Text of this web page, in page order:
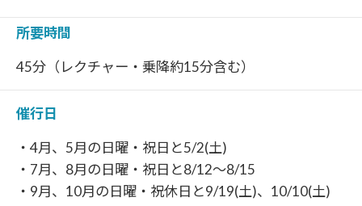
所要時間
45分（レクチャー・乗降約15分含む）
催行日
・4月、5月の日曜・祝日と5/2(土)
・7月、8月の日曜・祝日と8/12～8/15
・9月、10月の日曜・祝休日と9/19(土)、10/10(土)